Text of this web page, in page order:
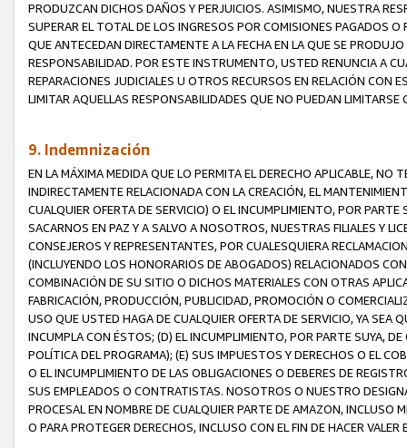
PRODUZCAN DICHOS DAÑOS Y PERJUICIOS. ASIMISMO, NUESTRA
SUPERAR EL TOTAL DE LOS INGRESOS POR COMISIONES PAGADOS
QUE ANTECEDAN DIRECTAMENTE A LA FECHA EN LA QUE SE
RESPONSABILIDAD. POR ESTE INSTRUMENTO, USTED RENUNCIA A
REPARACIONES JUDICIALES U OTROS RECURSOS EN RELACIÓN CON
LIMITAR AQUELLAS RESPONSABILIDADES QUE NO PUEDAN LIMITARSE
9. Indemnización
EN LA MÁXIMA MEDIDA QUE LO PERMITA EL DERECHO APLICABLE,
INDIRECTAMENTE RELACIONADA CON LA CREACIÓN, EL
CUALQUIER OFERTA DE SERVICIO) O EL INCUMPLIMIENTO, POR
SACARNOS EN PAZ Y A SALVO A NOSOTROS, NUESTRAS FILIALES Y
CONSEJEROS Y REPRESENTANTES, POR CUALESQUIERA
(INCLUYENDO LOS HONORARIOS DE ABOGADOS) RELACIONADOS
COMBINACIÓN DE SU SITIO O DICHOS MATERIALES CON OTRAS
FABRICACIÓN, PRODUCCIÓN, PUBLICIDAD, PROMOCIÓN O
USO QUE USTED HAGA DE CUALQUIER OFERTA DE SERVICIO, YA SEA
INCUMPLA CON ÉSTOS; (D) EL INCUMPLIMIENTO, POR PARTE SUYA,
POLÍTICA DEL PROGRAMA); (E) SUS IMPUESTOS Y DERECHOS O EL
O EL INCUMPLIMIENTO DE LAS OBLIGACIONES O DEBERES DE
SUS EMPLEADOS O CONTRATISTAS. NOSOTROS O NUESTRO
PROCESAL EN NOMBRE DE CUALQUIER PARTE DE AMAZON, INCLUSO
O PARA PROTEGER DERECHOS, INCLUSO CON EL FIN DE HACER VALER